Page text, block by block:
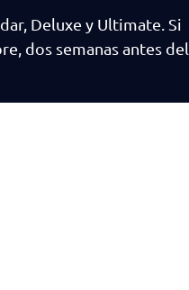
Deluxe y Ultimate. Si
dos semanas antes del